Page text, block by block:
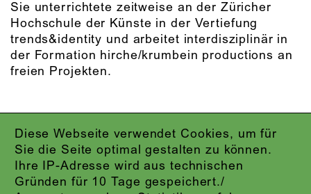
Diese Webseite verwendet Cookies, um für
Sie die Seite optimal gestalten zu können.
Ihre IP-Adresse wird aus technischen
Gründen für 10 Tage gespeichert./
Sie unterrichtete zeitweise an der Züricher
Hochschule der Künste in der Vertiefung
trends&identity und arbeitet interdisziplinär in
der Formation hirche/krumbein productions an
freien Projekten.
IMPRESSUM
DATENSCHUTZ
AGB